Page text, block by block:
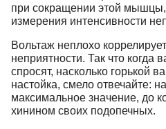
при сокращении этой
измерения интенсивности
Вольтаж неплохо
неприятности. Так что когда
спросят, насколько горькой
настойка, смело отвечайте:
максимальное значение, до
хинином своих подопечных.